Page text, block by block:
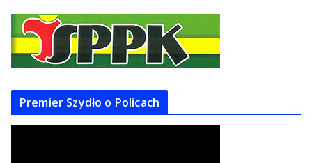
Premier Szydło o Policach